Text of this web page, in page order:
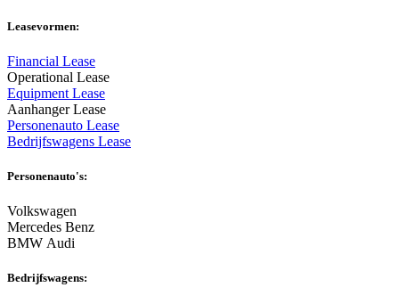
Leasevormen:
Financial Lease
Operational Lease
Equipment Lease
Aanhanger Lease
Personenauto Lease
Bedrijfswagens Lease
Personenauto's:
Volkswagen
Mercedes Benz
BMW Audi
Bedrijfswagens: